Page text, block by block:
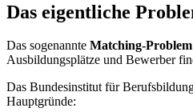
Das eigentliche
Das sogenannte Matching-Problem
Ausbildungsplätze und Bewerber
Das Bundesinstitut für
Hauptgründe: